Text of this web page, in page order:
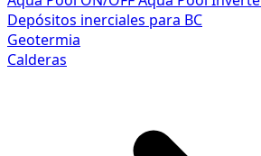
Depósitos inerciales para BC
Geotermia
Calderas